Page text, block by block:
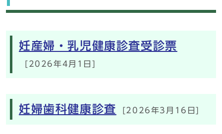
メインメニュー
妊産婦・乳児健康診査受診票
[2026年4月1日]
妊婦歯科健康診査 [2026年3月16日]